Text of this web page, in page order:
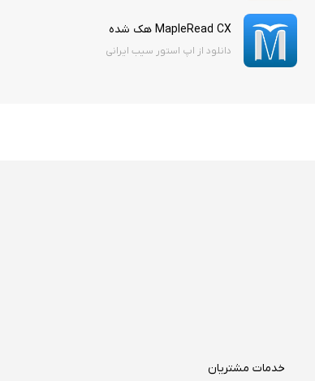
MapleRead CX هک شده
دانلود از اپ استور سیب ایرانی
خدمات مشتریان